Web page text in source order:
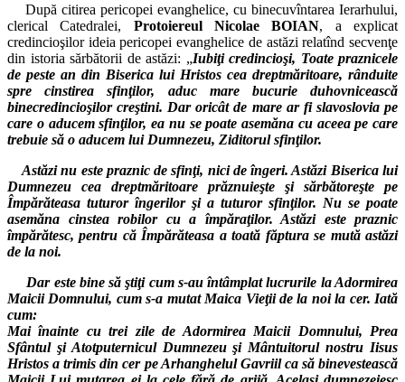
După citirea pericopei evanghelice, cu binecuvîntarea Ierarhului,
clerical Catedralei, Protoiereul Nicolae BOIAN, a explicat
credincioşilor ideia pericopei evanghelice de astăzi relatînd secvenţe
din istoria sărbătorii de astăzi: „Iubiţi credincioşi, Toate praznicele
de peste an din Biserica lui Hristos cea dreptmăritoare, rânduite
spre cinstirea sfinţilor, aduc mare bucurie duhovnicească
binecredincioşilor creştini. Dar oricât de mare ar fi slavoslovia pe
care o aducem sfinţilor, ea nu se poate asemăna cu aceea pe care
trebuie să o aducem lui Dumnezeu, Ziditorul sfinţilor.
Astăzi nu este praznic de sfinţi, nici de îngeri. Astăzi Biserica lui
Dumnezeu cea dreptmăritoare prăznuieşte şi sărbătoreşte pe
Împărăteasa tuturor îngerilor şi a tuturor sfinţilor. Nu se poate
asemăna cinstea robilor cu a împăraţilor. Astăzi este praznic
împărătesc, pentru că Împărăteasa a toată făptura se mută astăzi
de la noi.
Dar este bine să ştiţi cum s-au întâmplat lucrurile la Adormirea
Maicii Domnului, cum s-a mutat Maica Vieţii de la noi la cer. Iată
cum:
Mai înainte cu trei zile de Adormirea Maicii Domnului, Prea
Sfântul şi Atotputernicul Dumnezeu şi Mântuitorul nostru Iisus
Hristos a trimis din cer pe Arhanghelul Gavriil ca să binevestească